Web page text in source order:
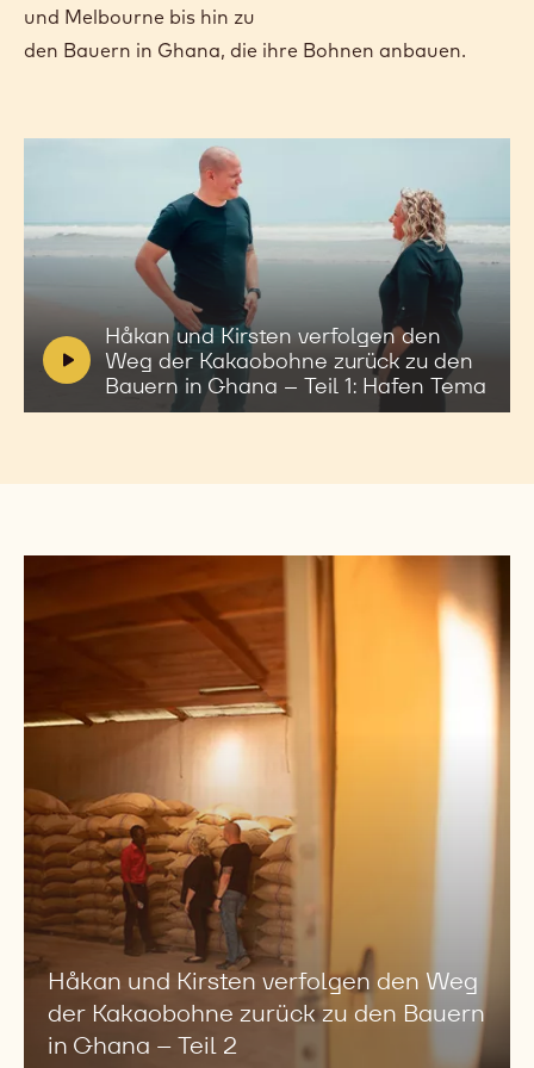
und Melbourne bis hin zu
den Bauern in Ghana, die ihre Bohnen anbauen.
V
i
d
e
Håkan und Kirsten verfolgen den
Weg der Kakaobohne zurück zu den
Bauern in Ghana – Teil 1: Hafen Tema
abspielen:
und
Kirsten
verfolgen
den
Kakaobohne
Ghana
Tema
Håkan und Kirsten verfolgen den Weg
der Kakaobohne zurück zu den Bauern
in Ghana – Teil 2
Kirsten
Weg
zurück
zu
den
Bauern
in
Ghana